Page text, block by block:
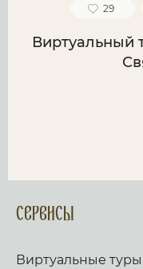
29
Виртуальный
Сервисы
Виртуальные туры